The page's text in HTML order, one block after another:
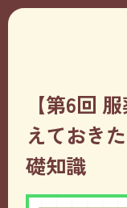
【第6回
えておき
礎知識